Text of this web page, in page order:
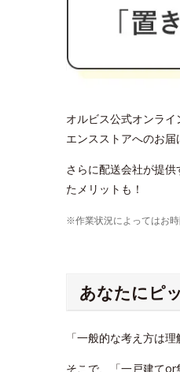
オルビス公式オンラ
エンスストアへのお届
さらに配送会社が提
たメリットも！
※作業状況によってはお時
あなたにピ
「一般的な考え方は
そこで、「一戸建て